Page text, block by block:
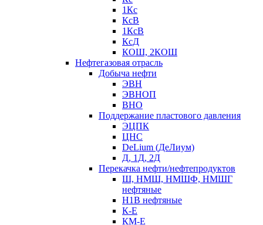
1Кс
КсВ
1КсВ
КсД
КОШ, 2КОШ
Нефтегазовая отрасль
Добыча нефти
ЭВН
ЭВНОП
ВНО
Поддержание пластового давления
ЭЦПК
ЦНС
DeLium (ДеЛиум)
Д, 1Д, 2Д
Перекачка нефти/нефтепродуктов
Ш, НМШ, НМШФ, НМШГ
нефтяные
Н1В нефтяные
К-Е
КМ-Е